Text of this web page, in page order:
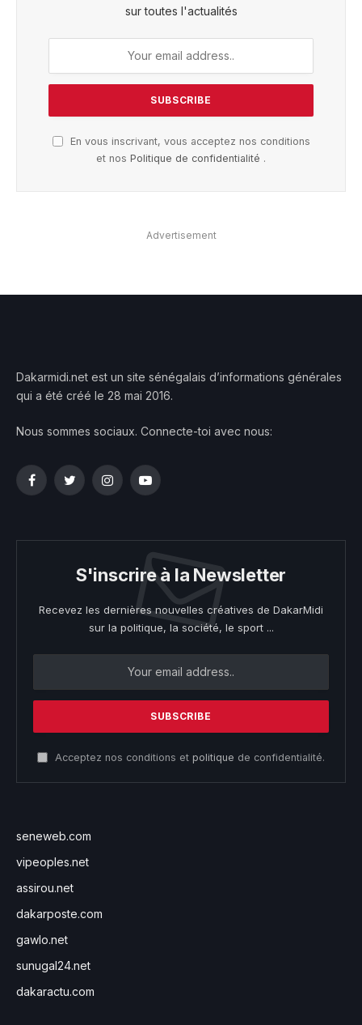
sur toutes l'actualités
En vous inscrivant, vous acceptez nos conditions
et nos Politique de confidentialité .
Advertisement
Dakarmidi.net est un site sénégalais d’informations générales
qui a été créé le 28 mai 2016.
Nous sommes sociaux. Connecte-toi avec nous:
FacebookTwitterInstagramYouTube
S'inscrire à la Newsletter
Recevez les dernières nouvelles créatives de DakarMidi
sur la politique, la société, le sport ...
Acceptez nos conditions et politique de confidentialité.
seneweb.com
vipeoples.net
assirou.net
dakarposte.com
gawlo.net
sunugal24.net
dakaractu.com